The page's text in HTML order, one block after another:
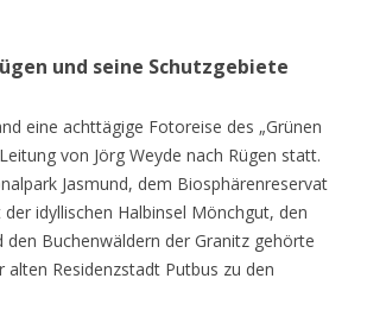
und seine Schutzgebiete
eine achttägige Fotoreise des „Grünen
von Jörg Weyde nach Rügen statt.
Jasmund, dem Biosphärenreservat
idyllischen Halbinsel Mönchgut, den
den Buchenwäldern der Granitz gehörte
alten Residenzstadt Putbus zu den